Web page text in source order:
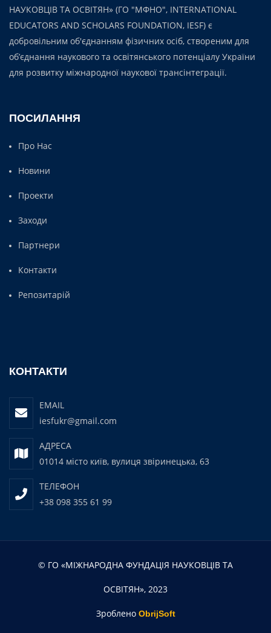
НАУКОВЦІВ ТА ОСВІТЯН» (ГО "МФНО", INTERNATIONAL
EDUCATORS AND SCHOLARS FOUNDATION, IESF) є
добровільним об'єднанням фізичних осіб, створеним для
об’єднання наукового та освітянського потенціалу України
для розвитку міжнародної наукової трансінтеграції.
ПОСИЛАННЯ
Про Нас
Новини
Проекти
Заходи
Партнери
Контакти
Репозитарій
КОНТАКТИ
EMAIL
iesfukr@gmail.com
АДРЕСА
01014 місто київ, вулиця звіринецька, 63
ТЕЛЕФОН
+38 098 355 61 99
© ГО «МІЖНАРОДНА ФУНДАЦІЯ НАУКОВЦІВ ТА
ОСВІТЯН», 2023
Зроблено ObrijSoft